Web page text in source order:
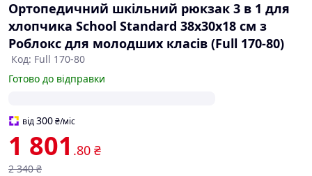
Ортопедичний шкільний рюкзак 3 в 1 для
хлопчика School Standard 38х30х18 см з
Роблокс для молодших класів (Full 170-80)
Код: Full 170-80
Готово до відправки
від300₴/міс
1 801 .80 ₴
2 340 ₴